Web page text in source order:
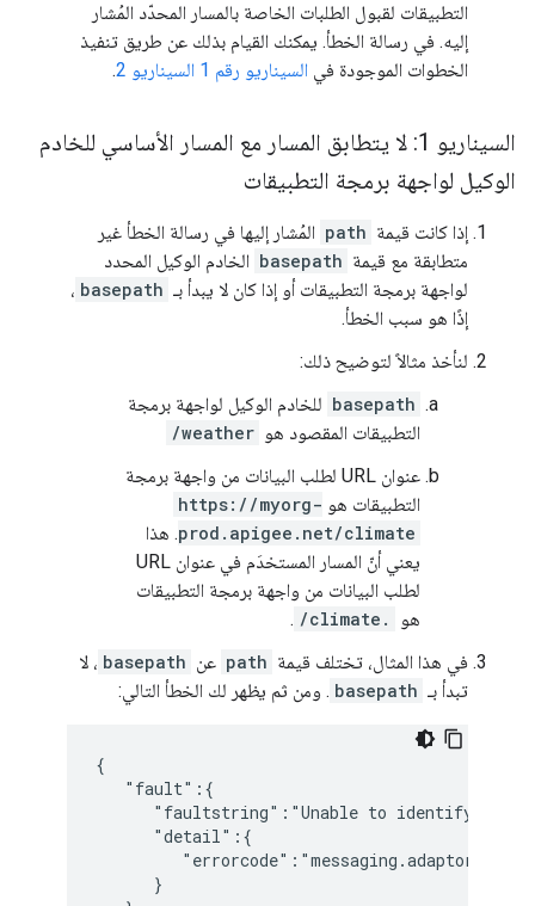
التطبيقات لقبول الطلبات الخاصة بالمسار المحدّد المُشار
إليه. في رسالة الخطأ. يمكنك القيام بذلك عن طريق تنفيذ
الخطوات الموجودة في السيناريو رقم 1 السيناريو 2 .
السيناريو 1: لا يتطابق المسار مع المسار الأساسي للخادم
الوكيل لواجهة برمجة التطبيقات
إذا كانت قيمة path المُشار إليها في رسالة الخطأ غير
متطابقة مع قيمة basepath الخادم الوكيل المحدد
لواجهة برمجة التطبيقات أو إذا كان لا يبدأ بـ basepath ،
إذًا هو سبب الخطأ.
لنأخذ مثالاً لتوضيح ذلك:
basepath للخادم الوكيل لواجهة برمجة
التطبيقات المقصود هو /weather
عنوان URL لطلب البيانات من واجهة برمجة
التطبيقات هو https://myorg-
prod.apigee.net/climate. هذا
يعني أنّ المسار المستخدَم في عنوان URL
لطلب البيانات من واجهة برمجة التطبيقات
هو
/climate.
.
في هذا المثال، تختلف قيمة path عن basepath ، لا
تبدأ بـ basepath . ومن ثم يظهر لك الخطأ التالي:
{
   "fault":{
"faultstring":"Unable to identify
      "detail":{
      }